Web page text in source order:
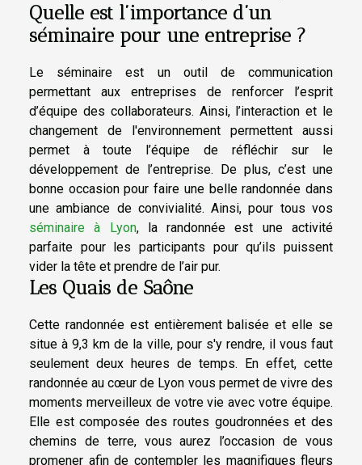
Quelle est l’importance d’un
séminaire pour une entreprise ?
Le séminaire est un outil de communication
permettant aux entreprises de renforcer l’esprit
d’équipe des collaborateurs. Ainsi, l’interaction et le
changement de l'environnement permettent aussi
permet à toute l’équipe de réfléchir sur le
développement de l’entreprise. De plus, c’est une
bonne occasion pour faire une belle randonnée dans
une ambiance de convivialité. Ainsi, pour tous vos
séminaire à Lyon, la randonnée est une activité
parfaite pour les participants pour qu’ils puissent
vider la tête et prendre de l’air pur.
Les Quais de Saône
Cette randonnée est entièrement balisée et elle se
situe à 9,3 km de la ville, pour s'y rendre, il vous faut
seulement deux heures de temps. En effet, cette
randonnée au cœur de Lyon vous permet de vivre des
moments merveilleux de votre vie avec votre équipe.
Elle est composée des routes goudronnées et des
chemins de terre, vous aurez l’occasion de vous
promener afin de contempler les magnifiques fleurs